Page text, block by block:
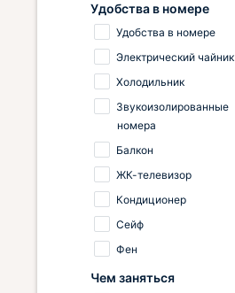
Удобства в номере
Удобства в номере
Электрический чайник
Холодильник
Звукоизолированные
номера
Балкон
ЖК-телевизор
Кондиционер
Сейф
Фен
Чем заняться